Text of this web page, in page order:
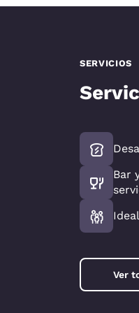
SERVICIOS
Bar
Ver